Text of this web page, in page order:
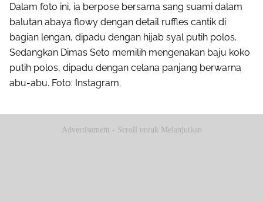
Dalam foto ini, ia berpose bersama sang suami dalam
balutan abaya flowy dengan detail ruffles cantik di
bagian lengan, dipadu dengan hijab syal putih polos.
Sedangkan Dimas Seto memilih mengenakan baju koko
putih polos, dipadu dengan celana panjang berwarna
abu-abu. Foto: Instagram.
Advertisement - Scroll untuk Melanjutkan